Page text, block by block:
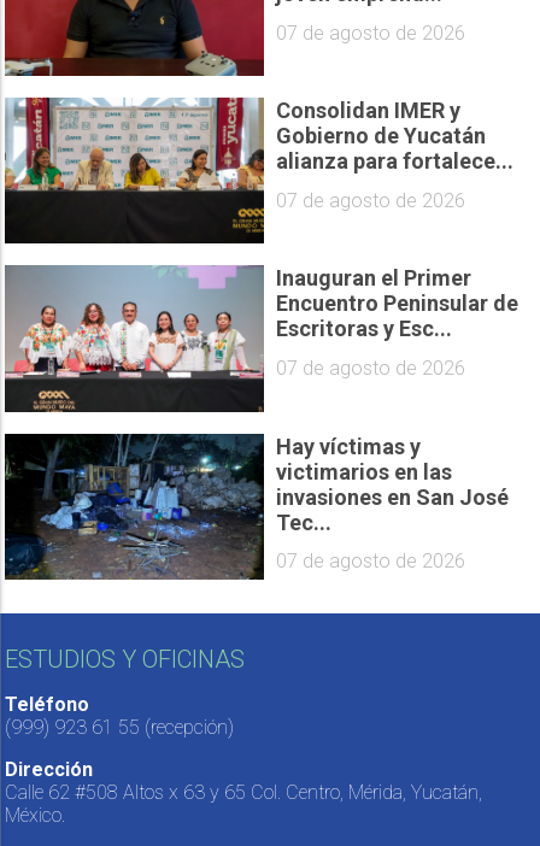
07 de agosto de 2026
Consolidan IMER y
Gobierno de Yucatán
alianza para fortalece...
07 de agosto de 2026
Inauguran el Primer
Encuentro Peninsular de
Escritoras y Esc...
07 de agosto de 2026
Hay víctimas y
victimarios en las
invasiones en San José
Tec...
07 de agosto de 2026
ESTUDIOS Y OFICINAS
Teléfono
(999) 923 61 55 (recepción)
Dirección
Calle 62 #508 Altos x 63 y 65 Col. Centro, Mérida, Yucatán,
México.